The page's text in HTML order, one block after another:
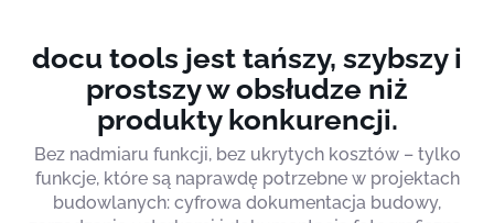
docu tools jest tańszy, szybszy i
prostszy w obsłudze niż
produkty konkurencji.
Bez nadmiaru funkcji, bez ukrytych kosztów – tylko
funkcje, które są naprawdę potrzebne w projektach
budowlanych: cyfrowa dokumentacja budowy,